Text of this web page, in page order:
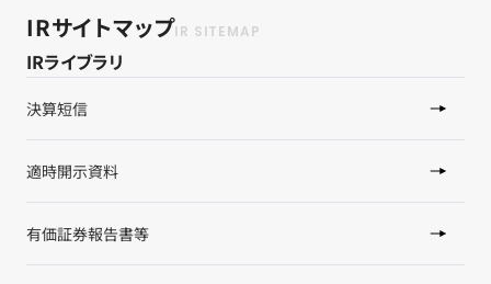
IRサイトマップ
IRライブラリ
決算短信
適時開示資料
有価証券報告書等